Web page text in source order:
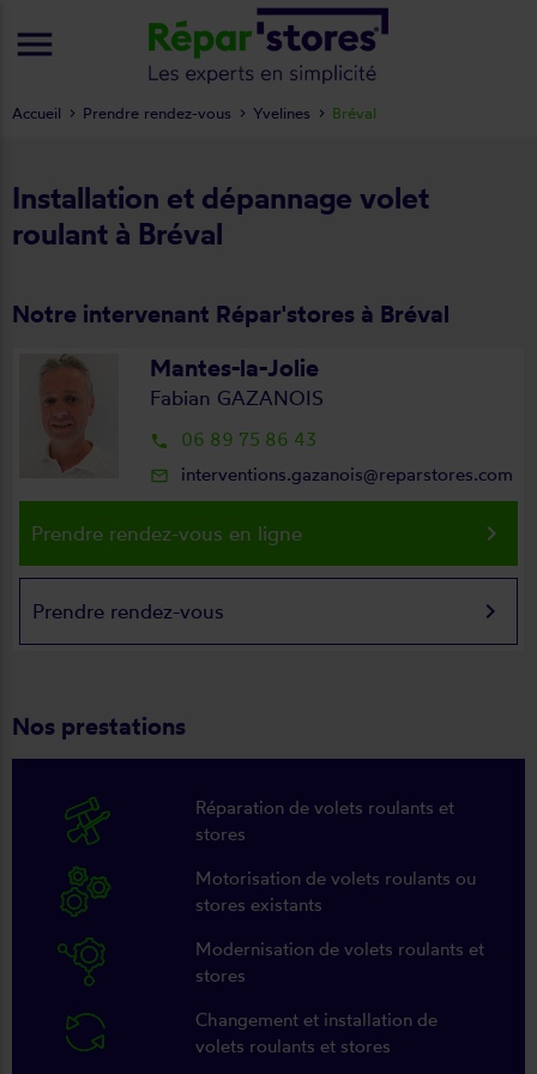
Installation et dépannage volet
roulant à Bréval
Notre intervenant Répar'stores à Bréval
Mantes-la-Jolie
Fabian GAZANOIS
local_phone 06 89 75 86 43
mail_outline interventions.gazanois@reparstores.com
Prendre rendez-vous en ligne keyboard_arrow_right
Prendre rendez-vous keyboard_arrow_right
Nos prestations
Réparation de volets roulants et
stores
Motorisation de volets roulants ou
stores existants
Modernisation de volets roulants et
stores
Changement et installation de
volets roulants et stores
Accueil Prendre rendez-vous Yvelines Bréval
menu